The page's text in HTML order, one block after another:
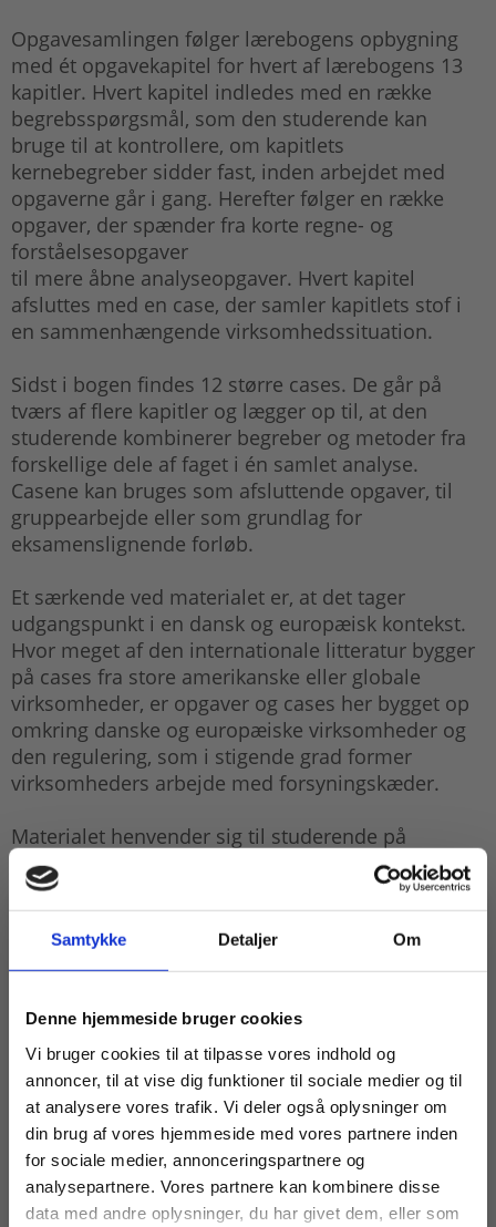
Samtykke Detaljer Om
Denne hjemmeside bruger cookies
Vi bruger cookies til at tilpasse vores indhold og
annoncer, til at vise dig funktioner til sociale medier og til
at analysere vores trafik. Vi deler også oplysninger om
din brug af vores hjemmeside med vores partnere inden
for sociale medier, annonceringspartnere og
analysepartnere. Vores partnere kan kombinere disse
data med andre oplysninger, du har givet dem, eller som
Opgavesamlingen følger lærebogens opbygning
med ét opgavekapitel for hvert af lærebogens 13
kapitler. Hvert kapitel indledes med en række
begrebsspørgsmål, som den studerende kan
bruge til at kontrollere, om kapitlets
kernebegreber sidder fast, inden arbejdet med
opgaverne går i gang. Herefter følger en række
opgaver, der spænder fra korte regne- og
forståelsesopgaver
til mere åbne analyseopgaver. Hvert kapitel
afsluttes med en case, der samler kapitlets stof i
en sammenhængende virksomhedssituation.
Sidst i bogen findes 12 større cases. De går på
tværs af flere kapitler og lægger op til, at den
studerende kombinerer begreber og metoder fra
forskellige dele af faget i én samlet analyse.
Casene kan bruges som afsluttende opgaver, til
gruppearbejde eller som grundlag for
eksamenslignende forløb.
Et særkende ved materialet er, at det tager
udgangspunkt i en dansk og europæisk kontekst.
Hvor meget af den internationale litteratur bygger
på cases fra store amerikanske eller globale
virksomheder, er opgaver og cases her bygget op
omkring danske og europæiske virksomheder og
den regulering, som i stigende grad former
virksomheders arbejde med forsyningskæder.
Materialet henvender sig til studerende på
erhvervsakademiuddannelser,
akademiuddannelser, HA, HD og andre
videregående uddannelser, hvor logistik og supply
chain management indgår. Det kan også anvendes
på mere specialiserede forløb inden for transport,
management samt som supplerende materiale på
relevante merkantile
uddannelser.
På Trojka.dk findes online materiale til lærebogen,
hvor underviseren blandt andet kan finde
PowerPoints med bogens figurer.
Køb læremidler og find masterclasses mm.
Fortsæt som:
For privatkunder og
studerende. Du får
For institutioner og
virksomheder. Du